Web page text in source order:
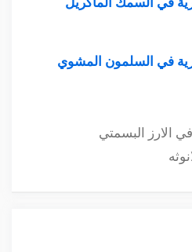
في السلمون المشوي
الارز البسمتي